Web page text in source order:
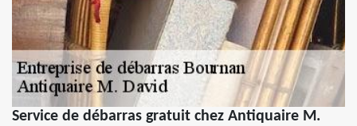
Service de débarras gratuit chez Antiquaire M.